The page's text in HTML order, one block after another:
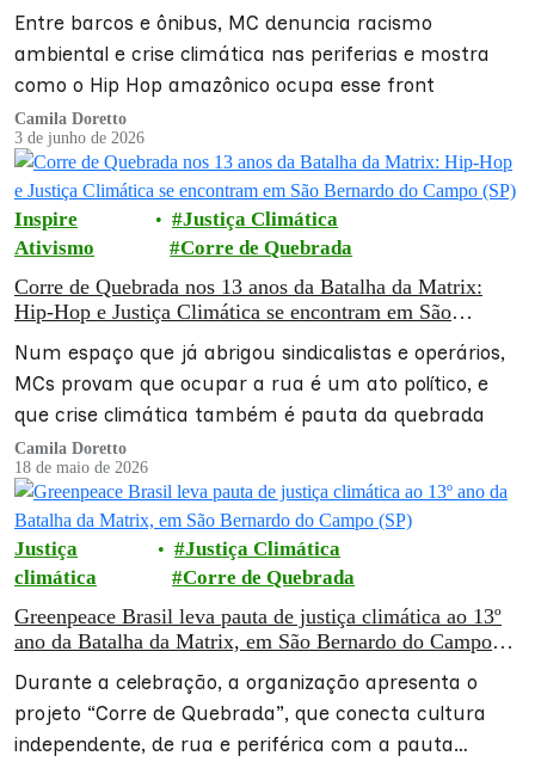
Entre barcos e ônibus, MC denuncia racismo
ambiental e crise climática nas periferias e mostra
como o Hip Hop amazônico ocupa esse front
Camila Doretto
3 de junho de 2026
Inspire
Ativismo
Justiça Climática
Corre de Quebrada
Corre de Quebrada nos 13 anos da Batalha da Matrix:
Hip-Hop e Justiça Climática se encontram em São
Num espaço que já abrigou sindicalistas e operários,
MCs provam que ocupar a rua é um ato político, e
que crise climática também é pauta da quebrada
Camila Doretto
18 de maio de 2026
Justiça
climática
Justiça Climática
Corre de Quebrada
Greenpeace Brasil leva pauta de justiça climática ao 13º
ano da Batalha da Matrix, em São Bernardo do Campo
Durante a celebração, a organização apresenta o
projeto “Corre de Quebrada”, que conecta cultura
independente, de rua e periférica com a pauta